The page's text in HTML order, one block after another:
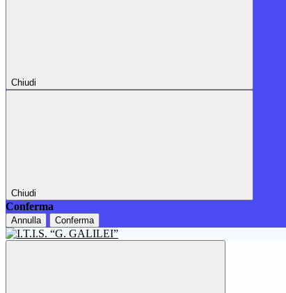
Chiudi
Chiudi
Conferma
Annulla Conferma